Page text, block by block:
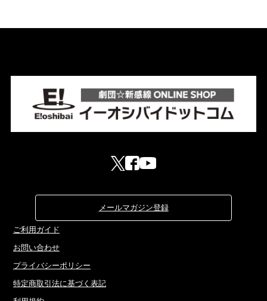
メールマガジン登録
ご利用ガイド
お問い合わせ
プライバシーポリシー
特定商取引法に基づく表記